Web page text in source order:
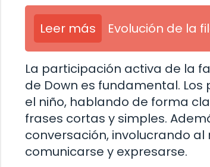
Leer más Evolución de la
La participación activa de la
de Down es fundamental.
el niño, hablando de forma
frases cortas y simples.
conversación, involucrando
comunicarse y expresarse.